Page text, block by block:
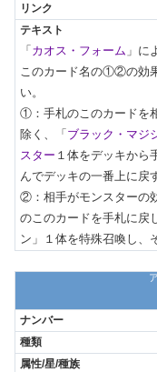
「カオス・フォーム 」に
このカード名の①②の効
い。
①：手札のこのカードを
除く、「ブラック・マジ
スター １体をデッキから
んでデッキの一番上に戻
②：相手がモンスターの
のこのカードを手札に戻
ン」１体を特殊召喚し、